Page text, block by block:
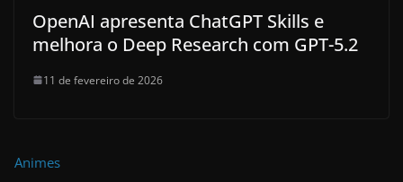
OpenAI apresenta ChatGPT Skills e
melhora o Deep Research com GPT-5.2
11 de fevereiro de 2026
Animes